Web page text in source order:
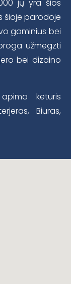
jų yra šios
šioje parodoje
gaminius bei
užmegzti
bei dizaino
keturis
Biuras,